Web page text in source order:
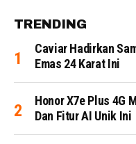
TRENDING
Caviar Hadirkan
Emas 24 Karat Ini
Honor X7e Plus 4G
Dan Fitur AI Unik Ini